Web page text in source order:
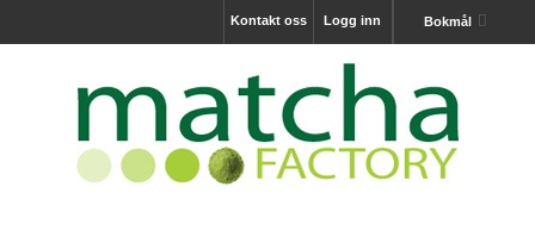
Bokmål
Logg inn
Kontakt oss